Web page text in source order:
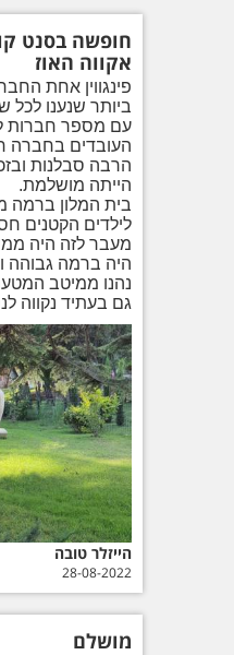
חופשה בסנט
אקווה האוז
פינגווין אחת
ביותר שנענו
עם מספר חברות
העובדים בחברה
הרבה סבלנות
הייתה מושלמת.
בית המלון ברמה
לילדים הקטנים
מעבר לזה היה
היה ברמה גבוהה
נהנו ממיטב
גם בעתיד נקווה
הייזלר טובה
28-08-2022
מושלם